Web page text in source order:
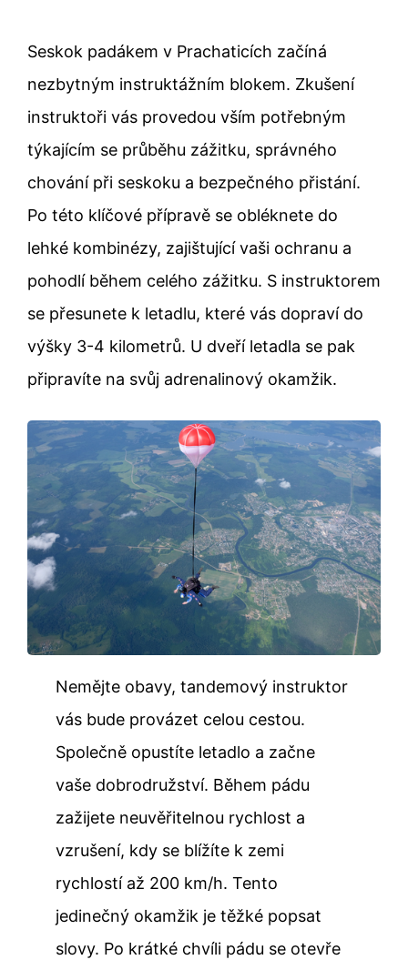
Seskok padákem v Prachaticích začíná
nezbytným instruktážním blokem. Zkušení
instruktoři vás provedou vším potřebným
týkajícím se průběhu zážitku, správného
chování při seskoku a bezpečného přistání.
Po této klíčové přípravě se obléknete do
lehké kombinézy, zajištující vaši ochranu a
pohodlí během celého zážitku. S instruktorem
se přesunete k letadlu, které vás dopraví do
výšky 3-4 kilometrů. U dveří letadla se pak
připravíte na svůj adrenalinový okamžik.
Nemějte obavy, tandemový instruktor
vás bude provázet celou cestou.
Společně opustíte letadlo a začne
vaše dobrodružství. Během pádu
zažijete neuvěřitelnou rychlost a
vzrušení, kdy se blížíte k zemi
rychlostí až 200 km/h. Tento
jedinečný okamžik je těžké popsat
slovy. Po krátké chvíli pádu se otevře